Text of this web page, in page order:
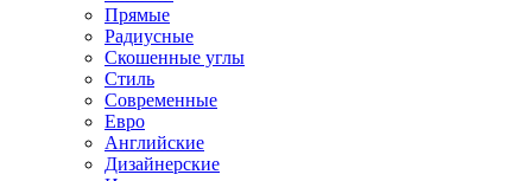
Прямые
Радиусные
Скошенные углы
Стиль
Современные
Евро
Английские
Дизайнерские